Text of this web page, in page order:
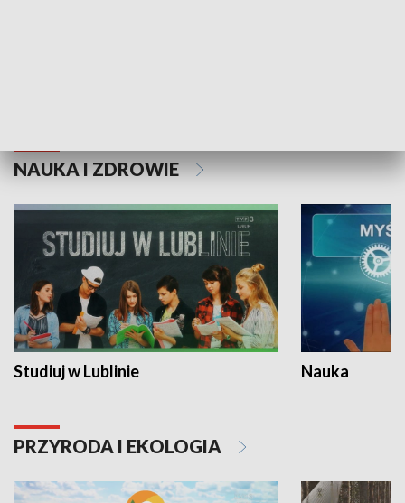
NAUKA I ZDROWIE
Studiuj w Lublinie Nauka
PRZYRODA I EKOLOGIA